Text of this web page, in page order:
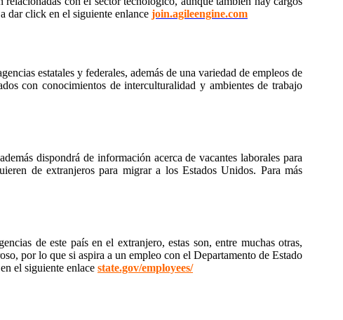
dar click en el siguiente enlance join.agileengine.com
estatales y federales, además de una variedad de empleos de
con conocimientos de interculturalidad y ambientes de trabajo
dispondrá de información acerca de vacantes laborales para
de extranjeros para migrar a los Estados Unidos. Para más
de este país en el extranjero, estas son, entre muchas otras,
por lo que si aspira a un empleo con el Departamento de Estado
el siguiente enlace state.gov/employees/